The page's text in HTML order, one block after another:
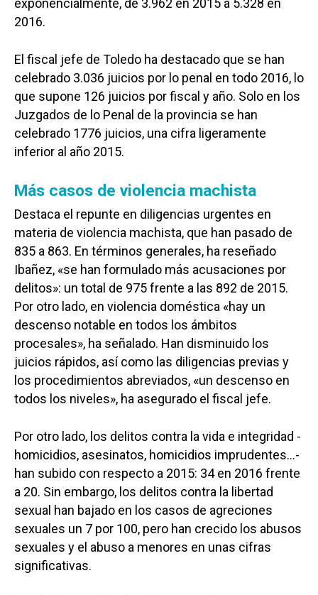
exponencialmente, de 3.962 en 2015 a 5.328 en
2016.
El fiscal jefe de Toledo ha destacado que se han
celebrado 3.036 juicios por lo penal en todo 2016, lo
que supone 126 juicios por fiscal y año. Solo en los
Juzgados de lo Penal de la provincia se han
celebrado 1776 juicios, una cifra ligeramente
inferior al año 2015.
Más casos de violencia machista
Destaca el repunte en diligencias urgentes en
materia de violencia machista, que han pasado de
835 a 863. En términos generales, ha reseñado
Ibañez, «se han formulado más acusaciones por
delitos»: un total de 975 frente a las 892 de 2015.
Por otro lado, en violencia doméstica «hay un
descenso notable en todos los ámbitos
procesales», ha señalado. Han disminuido los
juicios rápidos, así como las diligencias previas y
los procedimientos abreviados, «un descenso en
todos los niveles», ha asegurado el fiscal jefe.
Por otro lado, los delitos contra la vida e integridad -
homicidios, asesinatos, homicidios imprudentes…-
han subido con respecto a 2015: 34 en 2016 frente
a 20. Sin embargo, los delitos contra la libertad
sexual han bajado en los casos de agreciones
sexuales un 7 por 100, pero han crecido los abusos
sexuales y el abuso a menores en unas cifras
significativas.